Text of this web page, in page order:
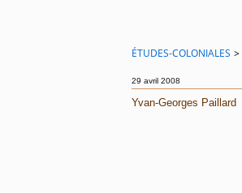
ÉTUDES-COLONIALES >
29 avril 2008
Yvan-Georges Paillard